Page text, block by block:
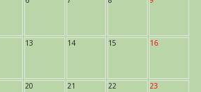
13 14 15 16
20 21 22 23